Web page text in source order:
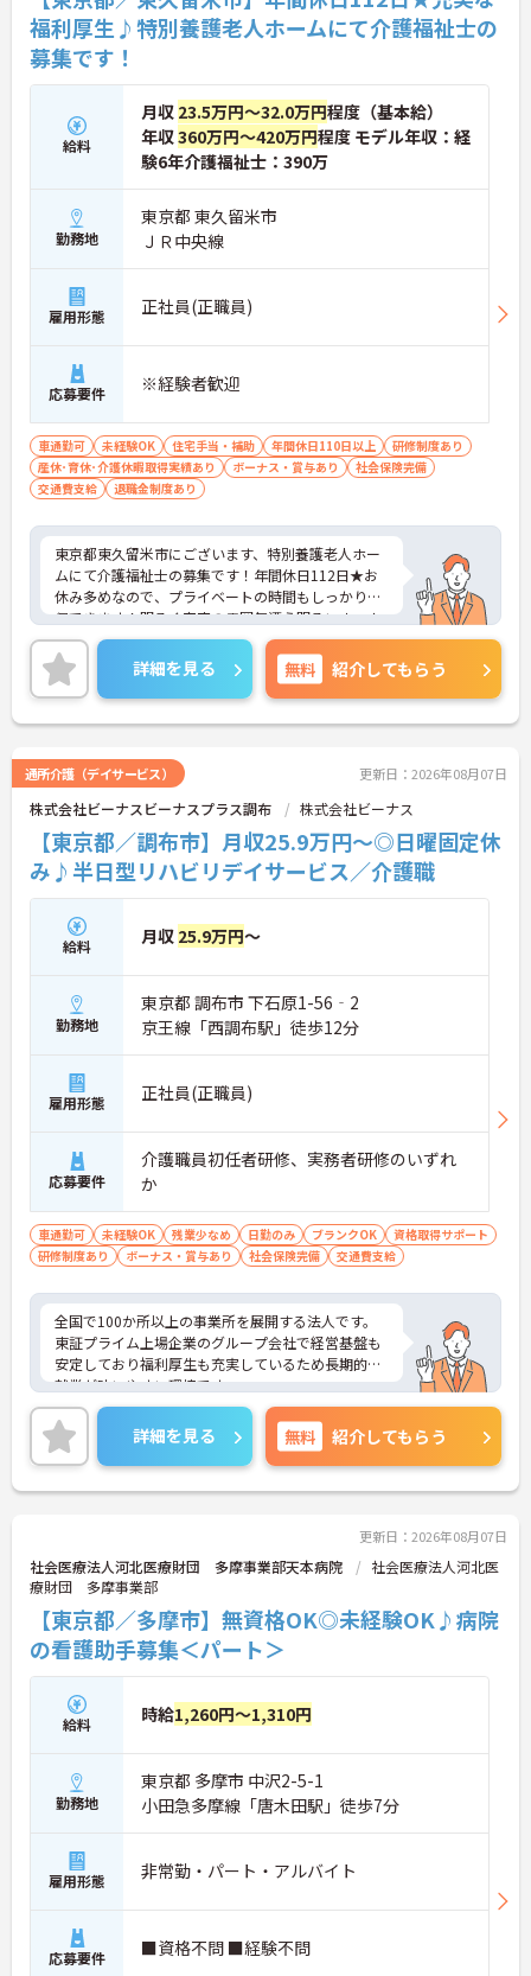
福利厚生♪特別養護老人ホームにて介護福祉士の
募集です！
給料
月収 23.5万円～32.0万円程度（基本給）
年収360万円～420万円程度 モデル年収：経
験6年介護福祉士：390万
勤務地
東京都 東久留米市
ＪＲ中央線
雇用形態 正社員(正職員)
応募要件 ※経験者歓迎
車通勤可 未経験OK 住宅手当・補助 年間休日110日以上
研修制度あり
産休･育休･介護休暇取得実績あり
ボーナス・賞与あり
社会保険完備
交通費支給
退職金制度あり
東京都東久留米市にございます、特別養護老人ホー
ムにて介護福祉士の募集です！年間休日112日★お
休み多めなので、プライベートの時間もしっかり確
保できます！明るく家庭の雰囲気漂う明るいホーム
です。研修制度も整っているのでスキルアップも目
指すことができる環境です。ご興味のある方は是非
お気軽にお問い合わせください。
詳細を見る 無料 紹介してもらう
通所介護（デイサービス） 更新日：2026年08月07日
株式会社ビーナスビーナスプラス調布 株式会社ビーナス
【東京都／調布市】月収25.9万円～◎日曜固定休
み♪半日型リハビリデイサービス／介護職
給料 月収 25.9万円～
勤務地
東京都 調布市 下石原1-56‐2
京王線「西調布駅」徒歩12分
雇用形態 正社員(正職員)
応募要件
介護職員初任者研修、実務者研修のいずれ
か
車通勤可 未経験OK 残業少なめ 日勤のみ ブランクOK
資格取得サポート
研修制度あり
ボーナス・賞与あり 社会保険完備 交通費支給
全国で100か所以上の事業所を展開する法人です。
東証プライム上場企業のグループ会社で経営基盤も
安定しており福利厚生も充実しているため長期的な
就業が叶いやすい環境です。
また、キャリアパス制度が整っているので、経験が
浅い方・ブランクがある方も高い目標をもって仕事
に取り組んでいただけます◎
ご興味ある方には、面接対策ポイントなど、さらに
詳細をお話しいたしますのでお気軽にご相談くださ
詳細を見る 無料 紹介してもらう
更新日：2026年08月07日
社会医療法人河北医療財団 多摩事業部天本病院
社会医療法人河北医
療財団 多摩事業部
【東京都／多摩市】無資格OK◎未経験OK♪病院
の看護助手募集＜パート＞
給料 時給1,260円～1,310円
勤務地
東京都 多摩市 中沢2-5-1
小田急多摩線「唐木田駅」徒歩7分
雇用形態 非常勤・パート・アルバイト
応募要件 ■資格不問 ■経験不問